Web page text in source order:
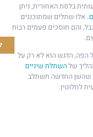
בלסת האחורית, ניתן
שתלים שמתוכננים
חוסכים פעמים רבות
הדגש הוא לא רק על
שלהשתלת שיניים
החדשה תשתלב